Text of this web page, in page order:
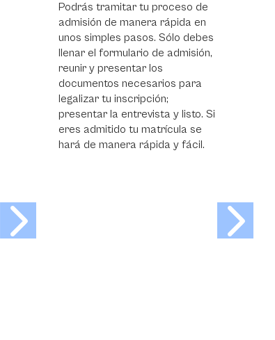
Podrás tramitar tu proceso de
admisión de manera rápida en
unos simples pasos. Sólo debes
llenar el formulario de admisión,
reunir y presentar los
documentos necesarios para
legalizar tu inscripción;
presentar la entrevista y listo. Si
eres admitido tu matrícula se
hará de manera rápida y fácil.